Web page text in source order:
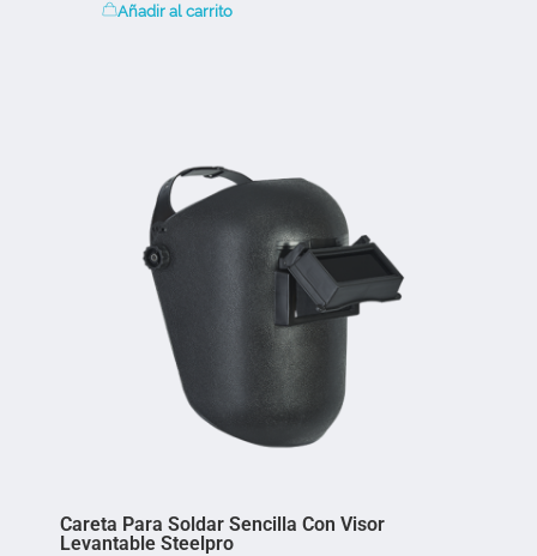
Añadir al carrito
Careta Para Soldar Sencilla Con Visor
Levantable Steelpro